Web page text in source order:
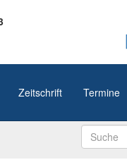
Zeitschrift Termine